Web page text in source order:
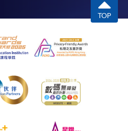
課程提供在線服務的平台。雖然
確或隱含的保證。本學院尤其不
侵犯版權，資訊可安全使用、資訊
TOP